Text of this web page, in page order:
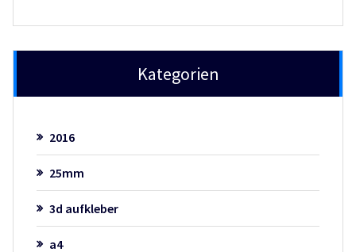
Kategorien
2016
25mm
3d aufkleber
a4